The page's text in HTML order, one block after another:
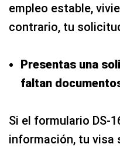
empleo estable,
contrario, tu
Presentas una
faltan
Si el formulario DS-
información, tu visa